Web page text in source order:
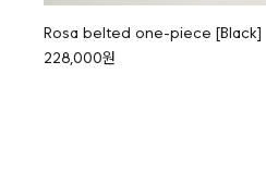
Rosa belted one-piece [Black]
228,000원